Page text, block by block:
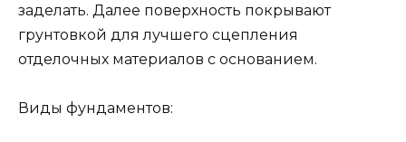
заделать. Далее поверхность покрывают
грунтовкой для лучшего сцепления
отделочных материалов с основанием.
Виды фундаментов: